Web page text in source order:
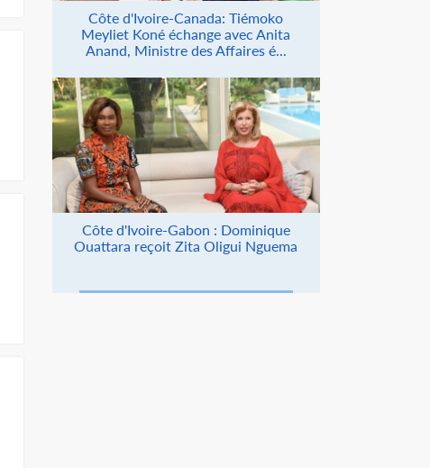
Côte d'Ivoire-Canada: Tiémoko
Meyliet Koné échange avec Anita
Anand, Ministre des Affaires é...
Côte d'Ivoire-Gabon : Dominique
Ouattara reçoit Zita Oligui Nguema